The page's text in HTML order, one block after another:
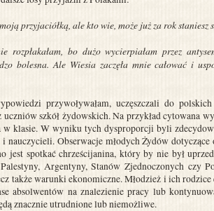
przyjaciółką, ale kto wie, może już za rok
rozpłakałam, bo dużo wycierpiałam przez
bolesna. Ale Wiesia zaczęła mnie całować i
przywoływałam, uczęszczali do
uczniów szkół żydowskich. Na przykład cytowana
w klasie. W wyniku tych dysproporcji byli
nauczycieli. Obserwacje młodych Żydów
jest spotkać chrześcijanina, który by nie był
Argentyny, Stanów Zjednoczonych czy
także warunki ekonomiczne. Młodzież i ich
absolwentów na znalezienie pracy lub
znacznie utrudnione lub niemożliwe.